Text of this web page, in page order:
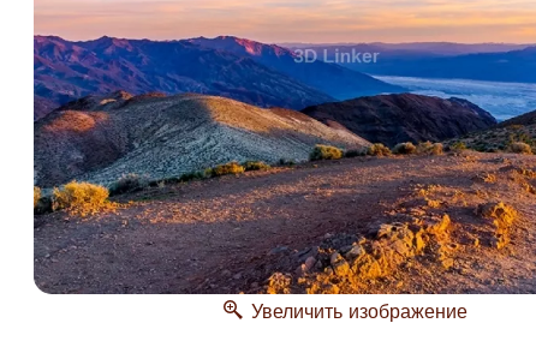
Увеличить изображение